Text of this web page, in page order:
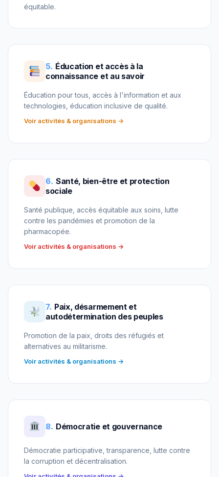
équitable.
5. Éducation et accès à la
connaissance et au savoir
Éducation pour tous, accès à l'information et aux
technologies, éducation inclusive de qualité.
Voir activités & organisations →
6. Santé, bien-être et protection
sociale
Santé publique, accès équitable aux soins, lutte
contre les pandémies et promotion de la
pharmacopée.
Voir activités & organisations →
7. Paix, désarmement et
autodétermination des peuples
Promotion de la paix, droits des réfugiés et
alternatives au militarisme.
Voir activités & organisations →
8. Démocratie et gouvernance
Démocratie participative, transparence, lutte contre
la corruption et décentralisation.